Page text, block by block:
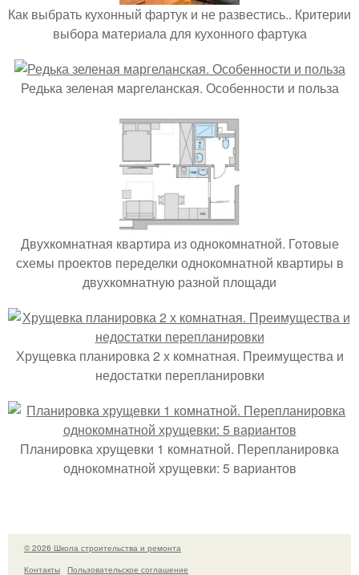
Как выбрать кухонный фартук и не развестись.. Критерии
выбора материала для кухонного фартука
Редька зеленая маргеланская. Особенности и польза
Двухкомнатная квартира из однокомнатной. Готовые
схемы проектов переделки однокомнатной квартиры в
двухкомнатную разной площади
Хрущевка планировка 2 х комнатная. Преимущества и
недостатки перепланировки
Планировка хрущевки 1 комнатной. Перепланировка
однокомнатной хрущевки: 5 вариантов
© 2026 Школа строительства и ремонта
Контакты
Пользовательское соглашение